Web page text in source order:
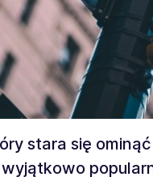
stara się